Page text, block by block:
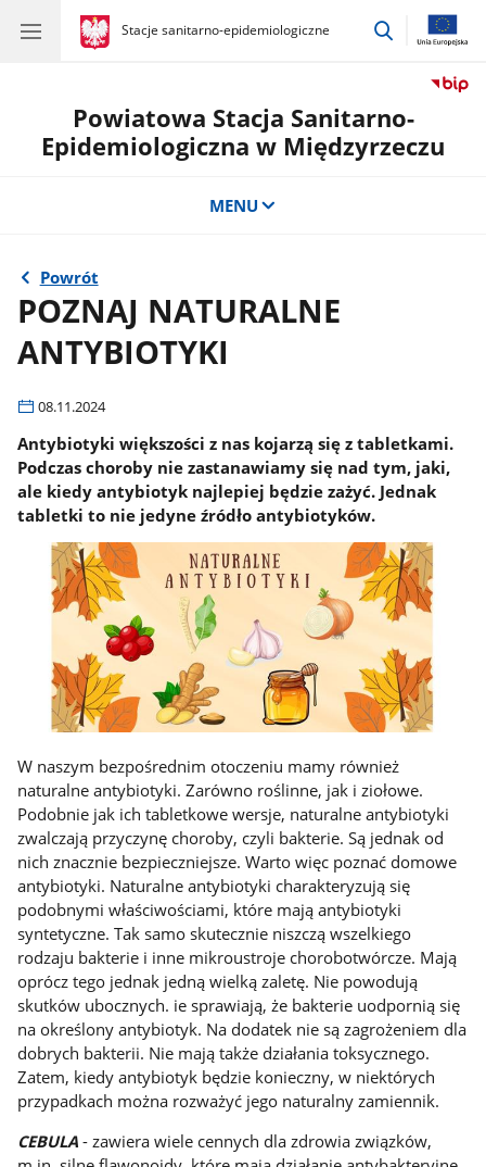
gov.pl
Stacje sanitarno-epidemiologiczne
gov.pl
Stacje
przejdź
Powiatowa Stacja Sanitarno-
Epidemiologiczna w Międzyrzeczu
MENU
Powrót
POZNAJ NATURALNE
ANTYBIOTYKI
08.11.2024
Antybiotyki większości z nas kojarzą się z tabletkami.
Podczas choroby nie zastanawiamy się nad tym, jaki,
ale kiedy antybiotyk najlepiej będzie zażyć. Jednak
tabletki to nie jedyne źródło antybiotyków.
W naszym bezpośrednim otoczeniu mamy również
naturalne antybiotyki. Zarówno roślinne, jak i ziołowe.
Podobnie jak ich tabletkowe wersje, naturalne antybiotyki
zwalczają przyczynę choroby, czyli bakterie. Są jednak od
nich znacznie bezpieczniejsze. Warto więc poznać domowe
antybiotyki. Naturalne antybiotyki charakteryzują się
podobnymi właściwościami, które mają antybiotyki
syntetyczne. Tak samo skutecznie niszczą wszelkiego
rodzaju bakterie i inne mikroustroje chorobotwórcze. Mają
oprócz tego jednak jedną wielką zaletę. Nie powodują
skutków ubocznych. ie sprawiają, że bakterie uodpornią się
na określony antybiotyk. Na dodatek nie są zagrożeniem dla
dobrych bakterii. Nie mają także działania toksycznego.
Zatem, kiedy antybiotyk będzie konieczny, w niektórych
przypadkach można rozważyć jego naturalny zamiennik.
CEBULA - zawiera wiele cennych dla zdrowia związków,